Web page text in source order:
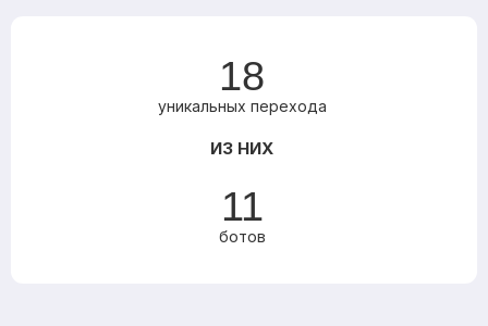
18
уникальных перехода
ИЗ НИХ
11
ботов